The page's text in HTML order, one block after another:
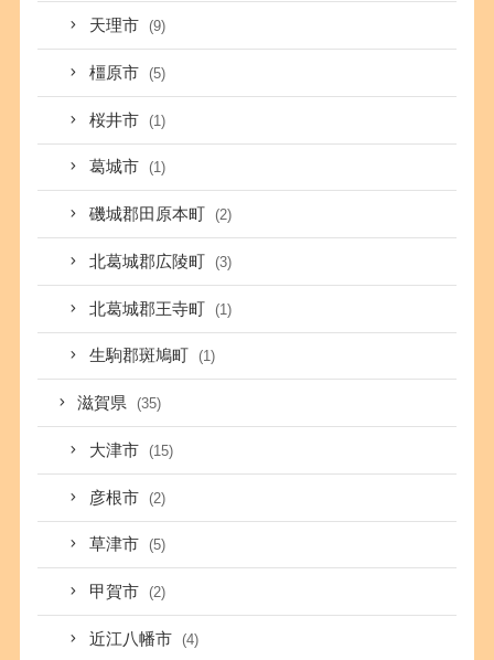
天理市 (9)
橿原市 (5)
桜井市 (1)
葛城市 (1)
磯城郡田原本町 (2)
北葛城郡広陵町 (3)
北葛城郡王寺町 (1)
生駒郡斑鳩町 (1)
滋賀県 (35)
大津市 (15)
彦根市 (2)
草津市 (5)
甲賀市 (2)
近江八幡市 (4)